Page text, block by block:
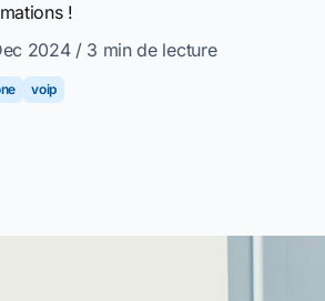
!
2024 / 3 min de lecture
voip